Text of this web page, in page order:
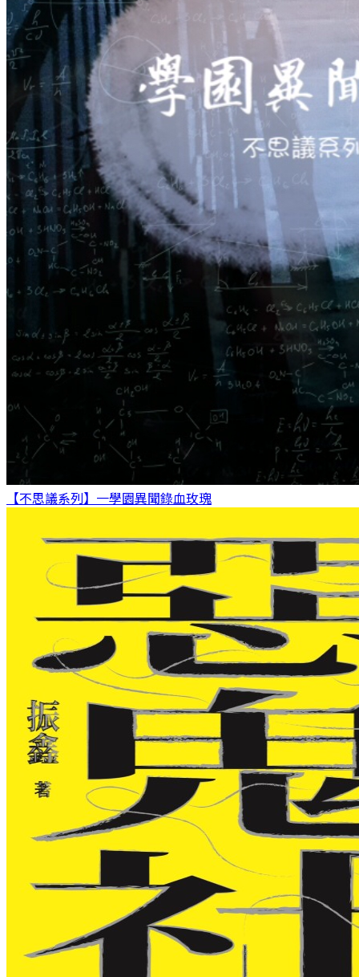
【不思議系列】一學園異聞錄血玫瑰